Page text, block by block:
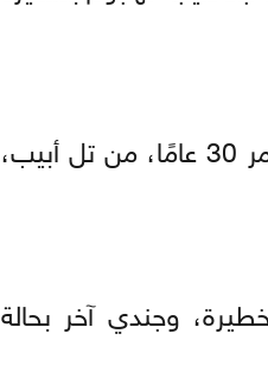
وقال الجيش في بيان: "قُتل النقيب الدكتور أوري يوسف سيلفستر، البالغ من العمر 30 عامًا، من تل أبيب،
وجندي آخر بحالة